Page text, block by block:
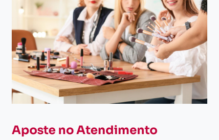
Aposte no Atendimento